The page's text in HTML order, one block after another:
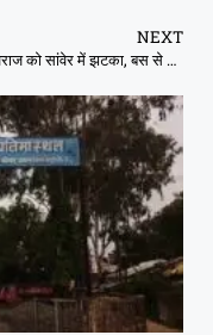
NEXT
सीएम शिवराज को सांवेर में झटका, बस से बुलाया, खाना खिलाया फिर भी भाषण छोड़कर चल दिए